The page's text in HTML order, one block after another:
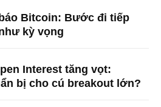
Bitcoin: Bước đi tiếp
kỳ vọng
Interest tăng vọt:
bị cho cú breakout lớn?